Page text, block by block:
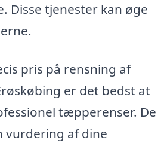
Disse tjenester kan øge
pris på rensning af
er det bedst at
tæpperenser. De
vurdering af dine